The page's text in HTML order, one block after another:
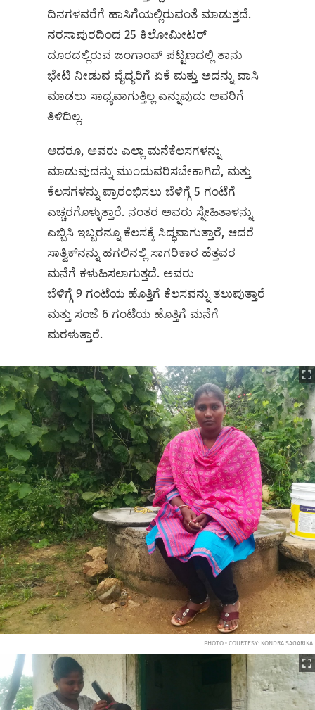
ದಿನಗಳವರೆಗೆ ಹಾಸಿಗೆಯಲ್ಲಿರುವಂತೆ ಮಾಡುತ್ತದೆ.
ನರಸಾಪುರದಿಂದ 25 ಕಿಲೋಮೀಟರ್
ದೂರದಲ್ಲಿರುವ ಜಂಗಾಂವ್ ಪಟ್ಟಣದಲ್ಲಿ ತಾನು
ಭೇಟಿ ನೀಡುವ ವೈದ್ಯರಿಗೆ ಏಕೆ ಮತ್ತು ಅದನ್ನು ವಾಸಿ
ಮಾಡಲು ಸಾಧ್ಯವಾಗುತ್ತಿಲ್ಲ ಎನ್ನುವುದು ಅವರಿಗೆ
ತಿಳಿದಿಲ್ಲ.
ಆದರೂ, ಅವರು ಎಲ್ಲಾ ಮನೆಕೆಲಸಗಳನ್ನು
ಮಾಡುವುದನ್ನು ಮುಂದುವರಿಸಬೇಕಾಗಿದೆ, ಮತ್ತು
ಕೆಲಸಗಳನ್ನು ಪ್ರಾರಂಭಿಸಲು ಬೆಳಿಗ್ಗೆ 5 ಗಂಟೆಗೆ
ಎಚ್ಚರಗೊಳ್ಳುತ್ತಾರೆ. ನಂತರ ಅವರು ಸ್ನೇಹಿತಾಳನ್ನು
ಎಬ್ಬಿಸಿ ಇಬ್ಬರನ್ನೂ ಕೆಲಸಕ್ಕೆ ಸಿದ್ಧವಾಗುತ್ತಾರೆ, ಆದರೆ
ಸಾತ್ವಿಕ್‌ನನ್ನು ಹಗಲಿನಲ್ಲಿ ಸಾಗರಿಕಾರ ಹೆತ್ತವರ
ಮನೆಗೆ ಕಳುಹಿಸಲಾಗುತ್ತದೆ. ಅವರು
ಬೆಳಿಗ್ಗೆ 9 ಗಂಟೆಯ ಹೊತ್ತಿಗೆ ಕೆಲಸವನ್ನು ತಲುಪುತ್ತಾರೆ
ಮತ್ತು ಸಂಜೆ 6 ಗಂಟೆಯ ಹೊತ್ತಿಗೆ ಮನೆಗೆ
ಮರಳುತ್ತಾರೆ.
PHOTO • COURTESY: KONDRA SAGARIKA